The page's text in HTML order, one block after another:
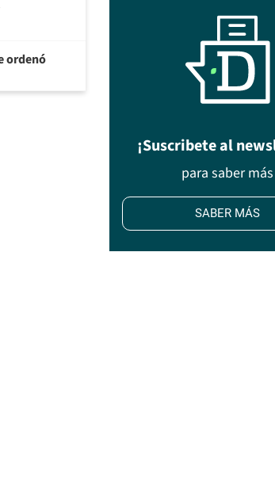
ordenó
¡Suscribete al
para saber más
SABER MÁS